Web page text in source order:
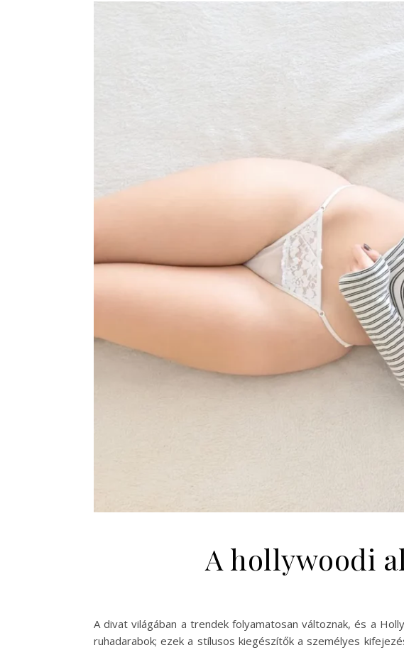
A hollywoodi
A divat világában a trendek folyamatosan változnak, és a
ruhadarabok; ezek a stílusos kiegészítők a személyes